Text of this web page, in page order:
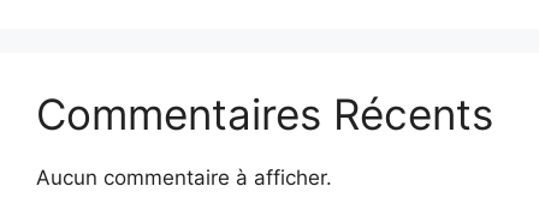
Commentaires Récents
Aucun commentaire à afficher.